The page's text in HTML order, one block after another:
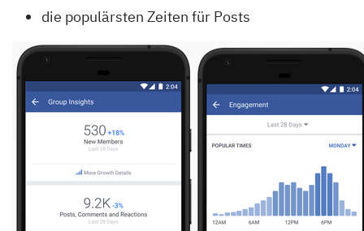
die populärsten Zeiten für Posts